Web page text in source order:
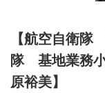
【航空自衛
隊 基地業務
原裕美】